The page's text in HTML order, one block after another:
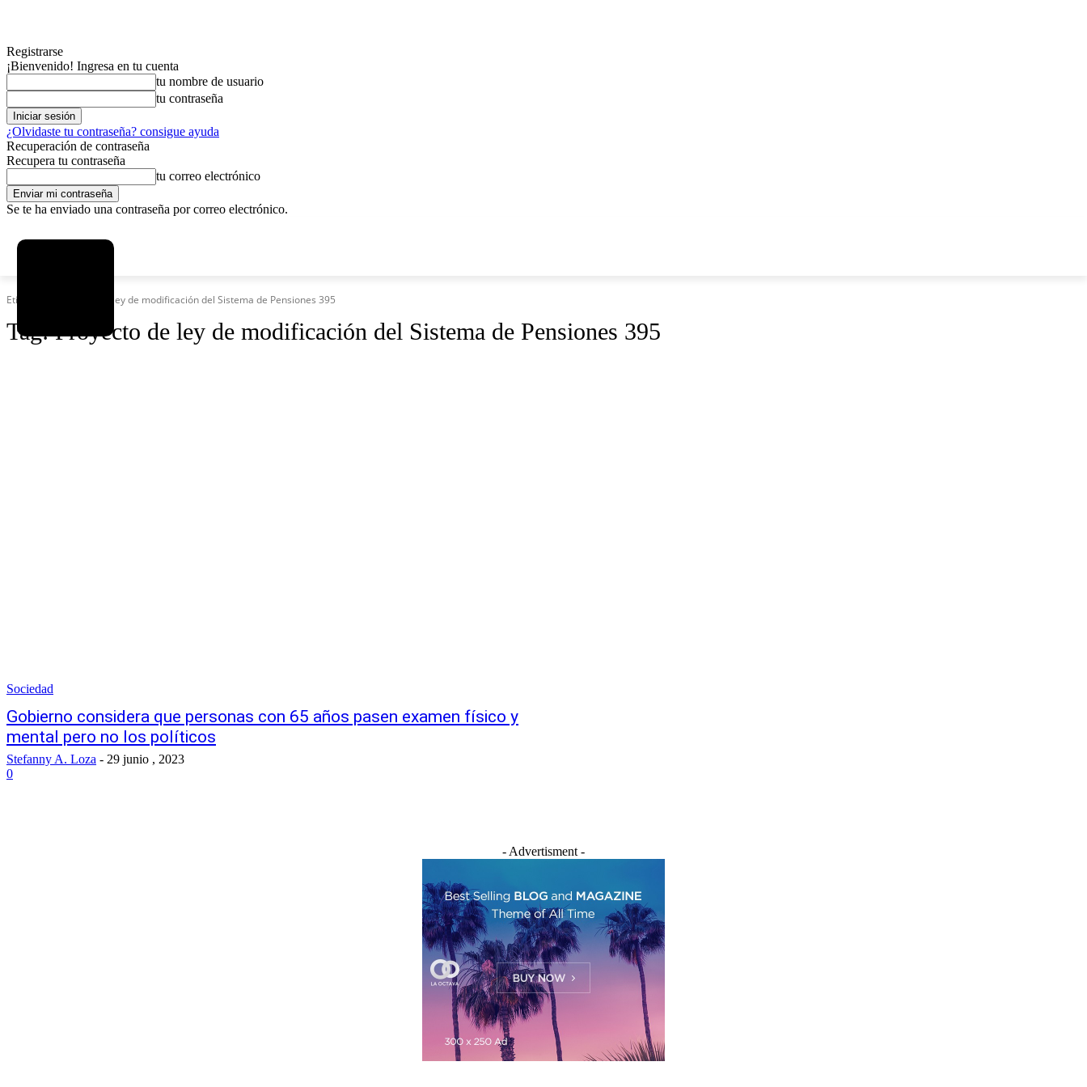
Registrarse
¡Bienvenido! Ingresa en tu cuenta
tu nombre de usuario
tu contraseña
¿Olvidaste tu contraseña? consigue ayuda
Recuperación de contraseña
Recupera tu contraseña
tu correo electrónico
Se te ha enviado una contraseña por correo electrónico.
Etiquetas Proyecto de ley de modificación del Sistema de Pensiones 395
Tag:Proyecto de ley de modificación del Sistema de Pensiones 395
Sociedad
Gobierno considera que personas con 65 años pasen examen físico y
mental pero no los políticos
Stefanny A. Loza - 29 junio , 2023
0
- Advertisment -